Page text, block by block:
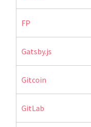
FP
Gatsby.js
Gitcoin
GitLab